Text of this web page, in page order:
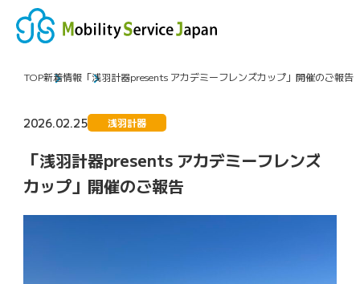
TOP新着情報 「浅羽計器presents アカデミーフレンズカップ」開催のご報告
2026.02.25 浅羽計器
「浅羽計器presents アカデミーフレンズ
カップ」開催のご報告